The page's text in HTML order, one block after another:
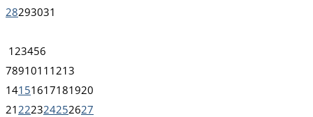
28293031
1 23456
7891011 1213
14151617181920
21 222324252627